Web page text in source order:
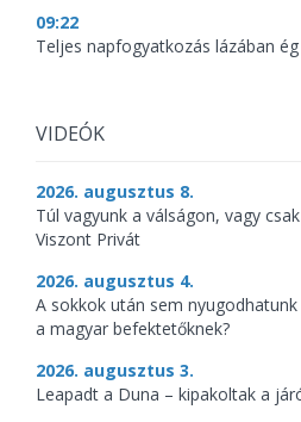
09:22
Teljes napfogyatkozás lázában
VIDEÓK
2026. augusztus 8.
Túl vagyunk a válságon, vagy
Viszont Privát
2026. augusztus 4.
A sokkok után sem
a magyar befektetőknek?
2026. augusztus 3.
Leapadt a Duna – kipakoltak a